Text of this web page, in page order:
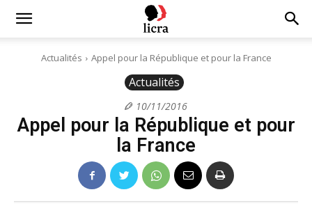
Licra
Antiraciste
Actualités Appel pour la République et pour la France
Actualités
10/11/2016
Appel pour la République et pour
la France